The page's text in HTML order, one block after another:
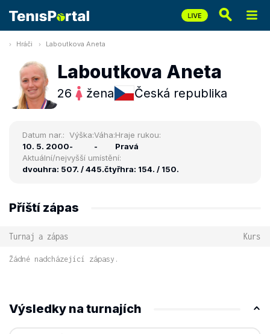
Hráči Laboutkova Aneta
Laboutkova Aneta
26 žena Česká republika
Datum nar.:
10. 5. 2000
Výška:
-
Váha:
-
Hraje rukou:
Pravá
Aktuální/nejvyšší umístění:
dvouhra: 507. / 445.čtyřhra: 154. / 150.
Příští zápas
Turnaj a zápas Kurs
Žádné nadcházející zápasy.
Výsledky na turnajích